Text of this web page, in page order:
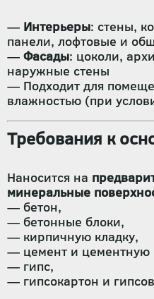
— Интерьеры: стены,
панели, лофтовые и
— Фасады: цоколи,
наружные стены
— Подходит для
влажностью (при
Требования к
Наносится на
минеральные
— бетон,
— бетонные блоки,
— кирпичную кладку,
— цемент и цементную
— гипс,
— гипсокартон и